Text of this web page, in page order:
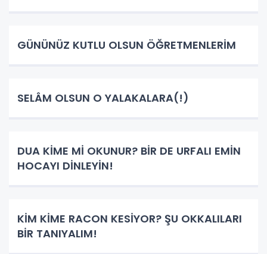
GÜNÜNÜZ KUTLU OLSUN ÖĞRETMENLERİM
SELÂM OLSUN O YALAKALARA(!)
DUA KİME Mİ OKUNUR? BİR DE URFALI EMİN
HOCAYI DİNLEYİN!
KİM KİME RACON KESİYOR? ŞU OKKALILARI
BİR TANIYALIM!